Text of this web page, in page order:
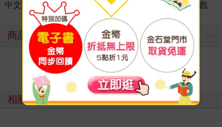
中文書 ＞ 生活風格 ＞ 休閒/嗜好 數獨/數字遊戲
商品評價
寫評價
相關主題